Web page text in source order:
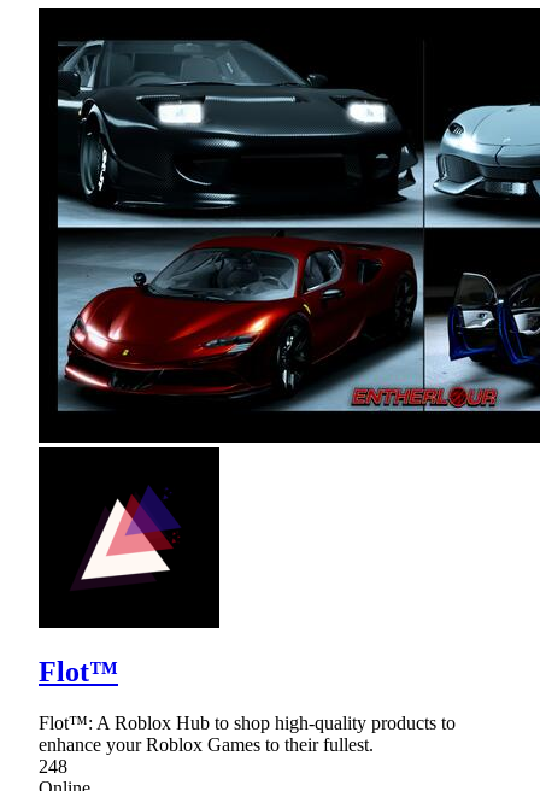
Flot™
Flot™: A Roblox Hub to shop high-quality products to
enhance your Roblox Games to their fullest.
248